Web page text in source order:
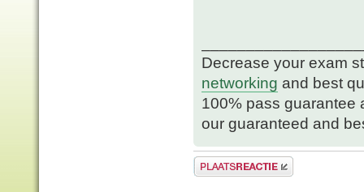
Decrease your exam
networking and best
100% pass guarantee
our guaranteed and
Plaats een reactie